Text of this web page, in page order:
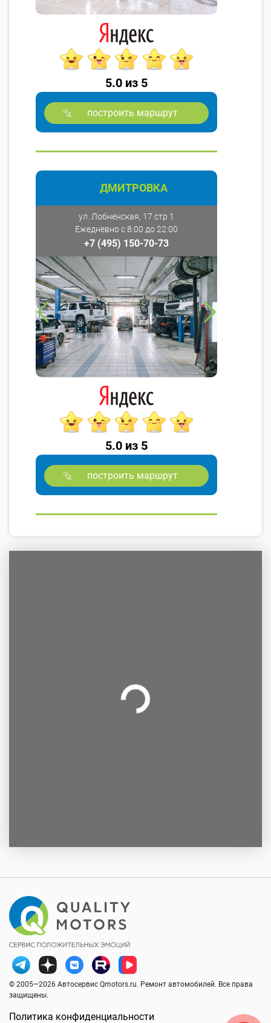
5.0 из 5
построить маршрут
ДМИТРОВКА
ул. Лобненская, 17 стр 1
Ежедневно с 8:00 до 22:00
+7 (495) 150-70-73
5.0 из 5
построить маршрут
© 2005—2026 Автосервис Qmotors.ru. Ремонт автомобилей. Все права
защищены.
Политика конфиденциальности